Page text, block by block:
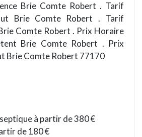
Brie Comte Robert . Tarif
Brie Comte Robert . Tarif
Comte Robert . Prix Horaire
Brie Comte Robert . Prix
Brie Comte Robert 77170
à partir de 380 €
de 180 €